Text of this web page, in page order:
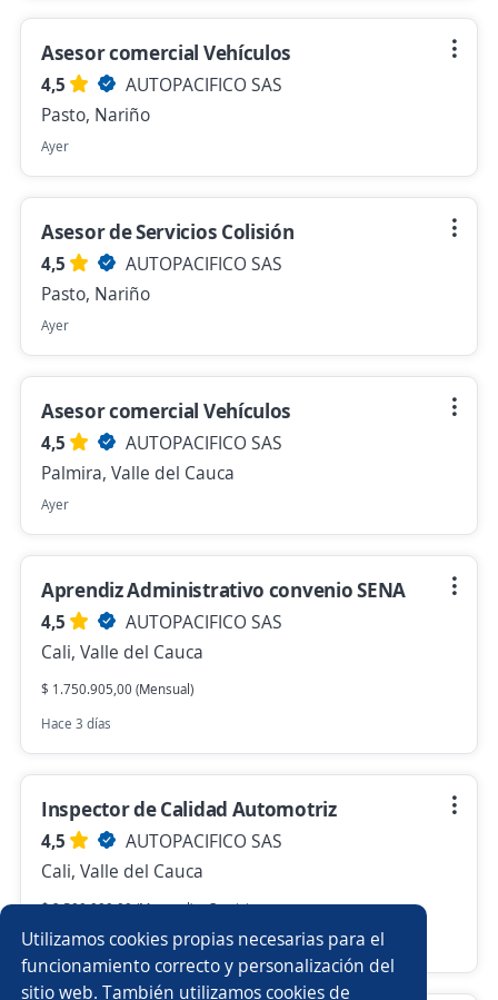
Utilizamos cookies propias necesarias para el
funcionamiento correcto y personalización del
sitio web. También utilizamos cookies de
Asesor comercial Vehículos
4,5
AUTOPACIFICO SAS
Pasto, Nariño
Ayer
Asesor de Servicios Colisión
4,5
AUTOPACIFICO SAS
Pasto, Nariño
Ayer
Asesor comercial Vehículos
4,5
AUTOPACIFICO SAS
Palmira, Valle del Cauca
Ayer
Aprendiz Administrativo convenio SENA
4,5
AUTOPACIFICO SAS
Cali, Valle del Cauca
$ 1.750.905,00 (Mensual)
Hace 3 días
Inspector de Calidad Automotriz
4,5
AUTOPACIFICO SAS
Cali, Valle del Cauca
$ 2.500.000,00 (Mensual) + Comisiones
Hace 5 días